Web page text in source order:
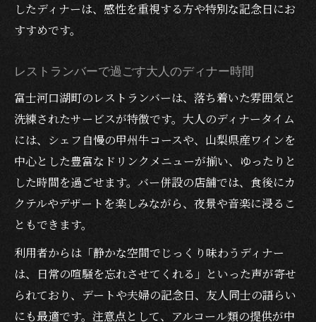
したディナーは、感性を重視する方や特別な記念日にお
すすめです。
レストランバーで過ごす大人のディナー時間
富士河口湖町のレストランバーは、落ち着いた雰囲気と
洗練されたサービスが特徴です。大人のディナータイム
には、シェフ自慢の甲州牛コースや、山梨県産ワインを
中心とした豊富なドリンクメニューが揃い、ゆったりと
した時間を過ごせます。バー併設の店舗では、食後にカ
クテルやデザートを楽しみながら、夜景や音楽に浸るこ
ともできます。
利用者からは「静かな空間でじっくり味わうディナー
は、日常の喧騒を忘れさせてくれる」といった声が寄せ
られており、デートや夫婦の記念日、友人同士の語らい
にも最適です。注意点として、アルコール類の提供が中